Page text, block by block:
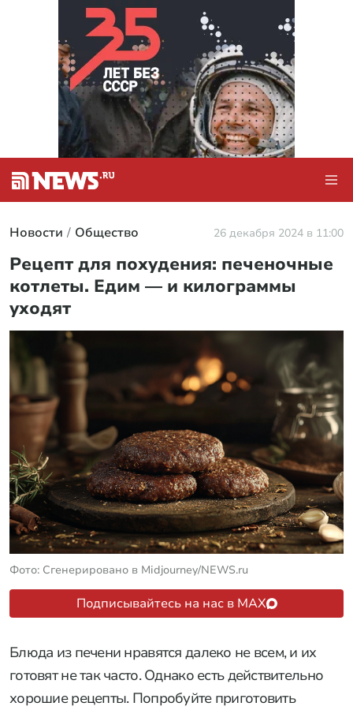
Новости Общество 26 декабря 2024 в 11:00
Рецепт для похудения: печеночные
котлеты. Едим — и килограммы
уходят
Фото: Сгенерировано в Midjourney/NEWS.ru
Подписывайтесь на нас в MAX
Блюда из печени нравятся далеко не всем, и их
готовят не так часто. Однако есть действительно
хорошие рецепты. Попробуйте приготовить